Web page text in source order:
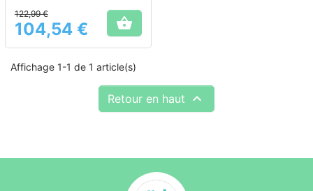
Prix
122,99 €
104,54 € 
Affichage 1-1 de 1 article(s)
Retour en haut 